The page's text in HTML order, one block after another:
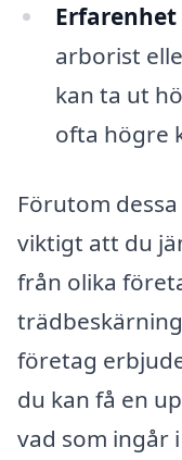
arborist
kan ta ut
ofta högre
Förutom
viktigt att du
från olika
företag
du kan få en
vad som ingår